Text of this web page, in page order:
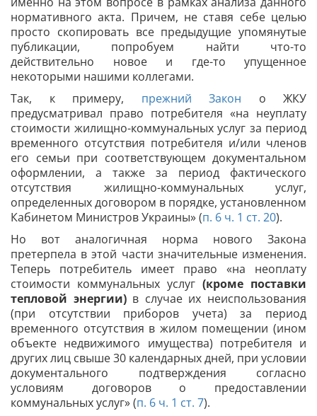
нормативного акта. Причем, не ставя себе целью
просто скопировать все предыдущие упомянутые
публикации, попробуем найти что-то
действительно новое и где-то упущенное
некоторыми нашими коллегами.
Так, к примеру, прежний Закон о ЖКУ
предусматривал право потребителя «на неуплату
стоимости жилищно-коммунальных услуг за период
временного отсутствия потребителя и/или членов
его семьи при соответствующем документальном
оформлении, а также за период фактического
отсутствия жилищно-коммунальных услуг,
определенных договором в порядке, установленном
Кабинетом Министров Украины» (п. 6 ч. 1 ст. 20).
Но вот аналогичная норма нового Закона
претерпела в этой части значительные изменения.
Теперь потребитель имеет право «на неоплату
стоимости коммунальных услуг (кроме поставки
тепловой энергии)в случае их неиспользования
(при отсутствии приборов учета) за период
временного отсутствия в жилом помещении (ином
объекте недвижимого имущества) потребителя и
других лиц свыше 30 календарных дней, при условии
документального подтверждения согласно
условиям договоров о предоставлении
коммунальных услуг» (п. 6 ч. 1 ст. 7).